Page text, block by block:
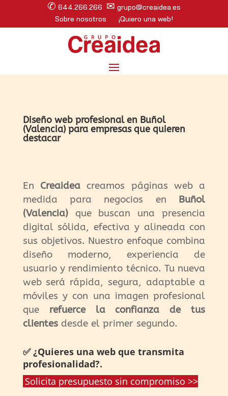
✆ 644.266.266 ✉ grupo@creaidea.es
Sobre nosotros
¡Quiero una web!
Diseño web profesional en Buñol
(Valencia) para empresas que quieren
destacar
En Creaidea creamos páginas web a
medida para negocios en Buñol
(Valencia)que buscan una presencia
digital sólida, efectiva y alineada con
sus objetivos. Nuestro enfoque combina
diseño moderno, experiencia de
usuario y rendimiento técnico. Tu nueva
web será rápida, segura, adaptable a
móviles y con una imagen profesional
que refuerce la confianza de tus
clientesdesde el primer segundo.
✅ ¿Quieres una web que transmita
profesionalidad?.
Solicita presupuesto sin compromiso >>